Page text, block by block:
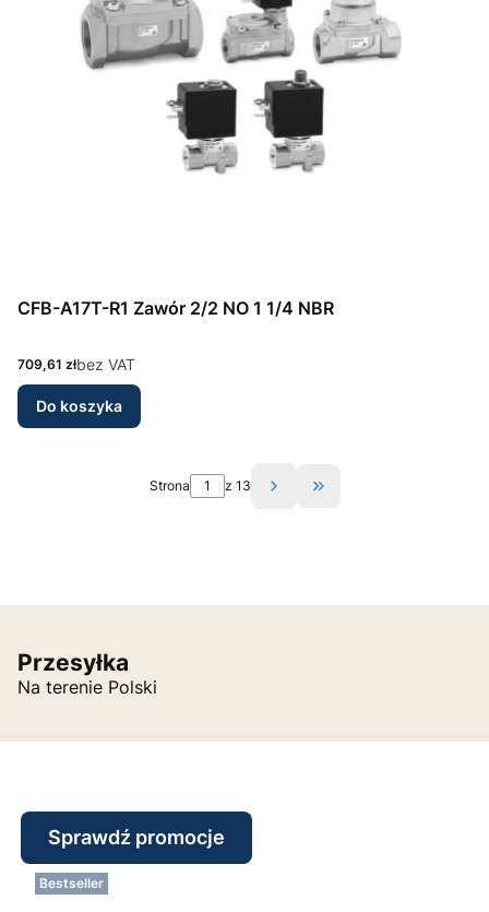
CFB-A17T-R1 Zawór 2/2 NO 1 1/4 NBR
Cena
709,61 złbez VAT
Do koszyka
Strona z 13 Przejdź do ostatniej
Przesyłka
Na terenie Polski
Sprawdź promocje
Bestseller